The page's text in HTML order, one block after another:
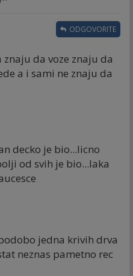
da voze znaju da
a i sami ne znaju da
ODGOVORITE
decko je bio...licno
od svih je bio...laka
jedna krivih drva
neznas pametno rec